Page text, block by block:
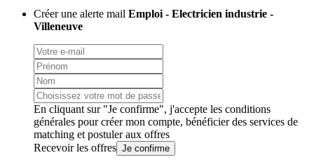
Créer une alerte mail Emploi - Electricien industrie -
Villeneuve
En cliquant sur "Je confirme", j'accepte les conditions
générales pour créer mon compte, bénéficier des services de
matching et postuler aux offres
Recevoir les offres Je confirme